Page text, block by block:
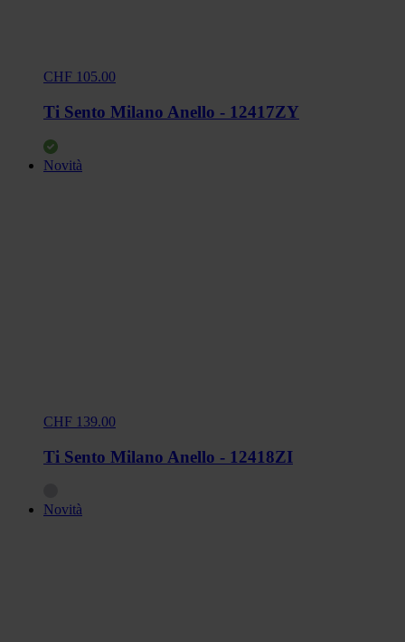
CHF 105.00
Ti Sento Milano Anello - 12417ZY
Novità
CHF 139.00
Ti Sento Milano Anello - 12418ZI
Novità